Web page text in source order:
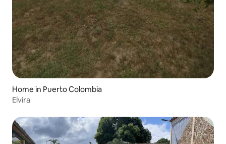
Home in Puerto Colombia
Elvira